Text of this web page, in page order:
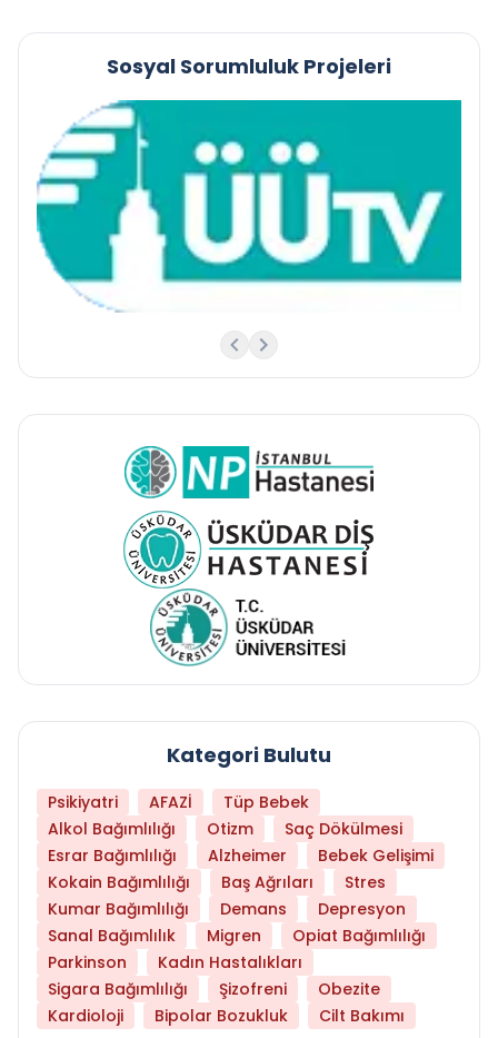
Sosyal Sorumluluk Projeleri
Kategori Bulutu
Psikiyatri AFAZİ
Tüp Bebek
Alkol Bağımlılığı
Otizm
Saç Dökülmesi
Esrar Bağımlılığı
Alzheimer
Bebek Gelişimi
Kokain Bağımlılığı
Baş Ağrıları
Stres
Kumar Bağımlılığı
Demans
Depresyon
Sanal Bağımlılık
Migren
Opiat Bağımlılığı
Parkinson
Kadın Hastalıkları
Sigara Bağımlılığı
Şizofreni
Obezite
Kardioloji
Bipolar Bozukluk Cilt Bakımı